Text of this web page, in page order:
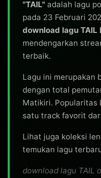
"TAIL" adalah lagu
pada 23 Februari
download lagu
mendengarkan
terbaik.
Lagu ini merupakan
dengan total
Matikiri. Popularitas
satu track favorit
Lihat juga koleksi
temukan lagu
download lagu TAIL